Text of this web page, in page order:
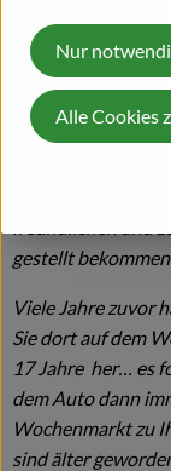
durch
Besichtigungen
persönlichen
Romina & Marvin
gestellt
Viele Jahre zuvor
Sie dort auf dem
17 Jahre her… es
dem Auto dann
Wochenmarkt zu
sind älter
Nur
Alle Cookies